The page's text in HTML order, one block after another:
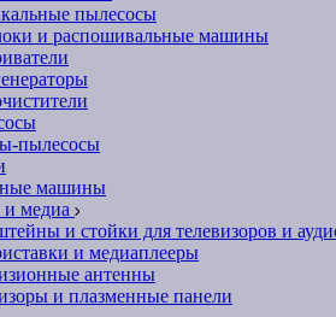
пылесосы
и распошивальные машины
пылесосы
машины
и медиа
и стойки для телевизоров и
и медиаплееры
антенны
и плазменные панели